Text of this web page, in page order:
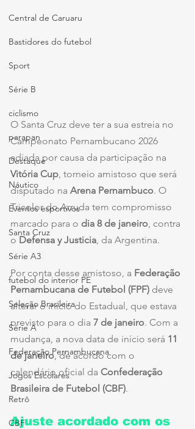
Central de Caruaru
Bastidores do futebol
Sport
Série B
ciclismo
parapan
Destaque
Náutico
Eventos esportivos
Santa Cruz
Série A3
futebol do interior PE
Seleção Brasileira
Série A
Federação Pernambucana
Jogos Escolares
Retrô
CBF
O Santa Cruz deve ter a sua estreia no
Campeonato Pernambucano 2026
adiada por causa da participação na
Vitória Cup, torneio amistoso que será
disputado na Arena Pernambuco. O
Tricolor do Arruda tem compromisso
marcado para o dia 8 de janeiro, contra
o Defensa y Justicia, da Argentina.
Por conta desse amistoso, a Federação
Pernambucana de Futebol (FPF) deve
alterar o início do Estadual, que estava
previsto para o dia 7 de janeiro. Com a
mudança, a nova data de início será 11
de janeiro, de acordo com o
calendário oficial da Confederação
Brasileira de Futebol (CBF).
Ajuste acordado com os